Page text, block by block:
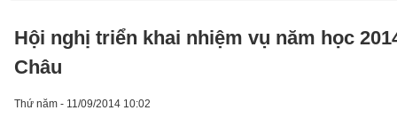
Hội nghị triển khai nhiệm vụ năm học
Châu
Thứ năm - 11/09/2014 10:02